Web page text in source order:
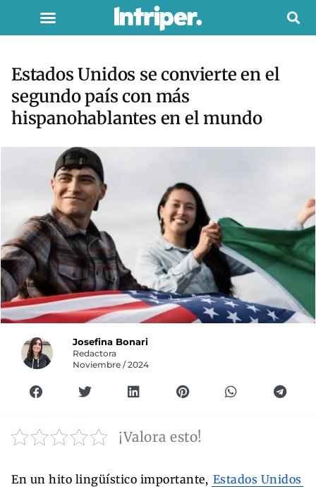
Estados Unidos se convierte en el
segundo país con más
hispanohablantes en el mundo
Josefina Bonari
Redactora
Noviembre / 2024
¡Valora esto!
En un hito lingüístico importante, Estados Unidos